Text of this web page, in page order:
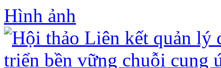
Hình ảnh